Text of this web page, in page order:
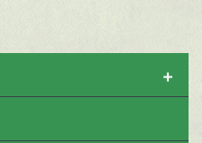
+